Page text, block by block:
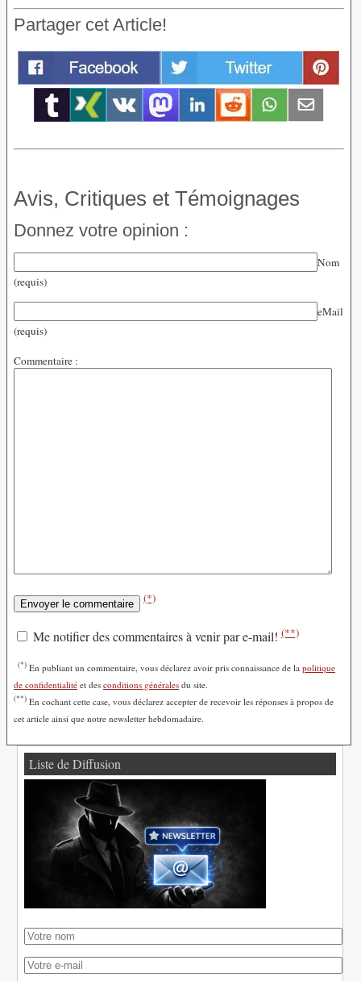
Partager cet Article!
Avis, Critiques et Témoignages
Donnez votre opinion :
Nom
(requis)
eMail
(requis)
Commentaire :
(*)
Me notifier des commentaires à venir par e-mail! (**)
(*) En publiant un commentaire, vous déclarez avoir pris connaissance de la politique
de confidentialité et des conditions générales du site.
(**) En cochant cette case, vous déclarez accepter de recevoir les réponses à propos de
cet article ainsi que notre newsletter hebdomadaire.
Liste de Diffusion